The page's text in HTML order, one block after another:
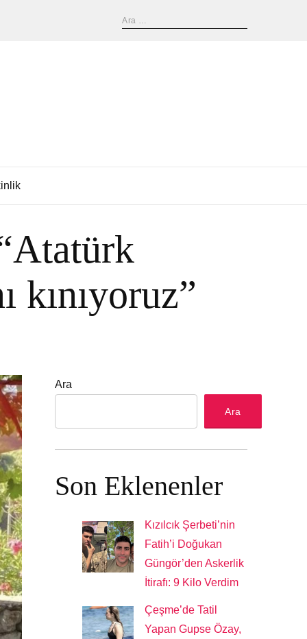
kınıyoruz”
Ara
Ara
Son Eklenenler
Kızılcık Şerbeti’nin
Fatih’i Doğukan
Güngör’den Askerlik
İtirafı: 9 Kilo Verdim
Çeşme’de Tatil
Yapan Gupse Özay,